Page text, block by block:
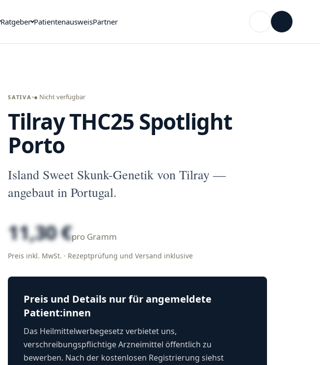
Ratgeber PatientenausweisPartner
SATIVA ● Nicht verfügbar
Tilray THC25 Spotlight
Porto
Island Sweet Skunk-Genetik von Tilray —
angebaut in Portugal.
11,30 €pro Gramm
Preis inkl. MwSt. · Rezeptprüfung und Versand inklusive
Preis und Details nur für angemeldete
Patient:innen
Das Heilmittelwerbegesetz verbietet uns,
verschreibungspflichtige Arzneimittel öffentlich zu
bewerben. Nach der kostenlosen Registrierung siehst